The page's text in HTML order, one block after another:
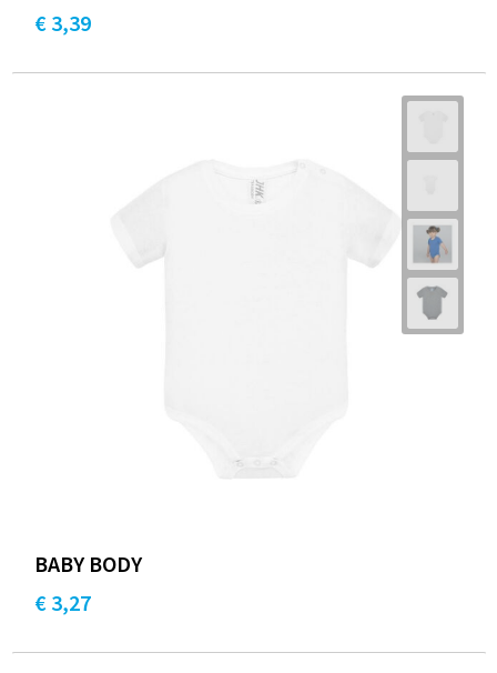
€ 3,39
BABY BODY
€ 3,27